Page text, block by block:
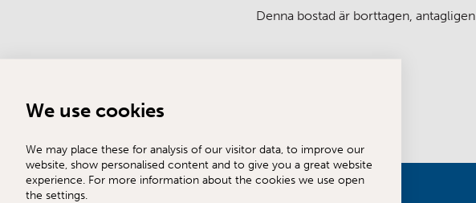
Denna bostad är borttagen,
We use cookies
We may place these for analysis of our visitor data, to improve our
website, show personalised content and to give you a great website
experience. For more information about the cookies we use open
the settings.